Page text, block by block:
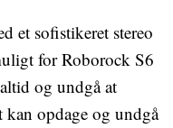
et sofistikeret stereo
for Roborock S6
og undgå at
opdage og undgå